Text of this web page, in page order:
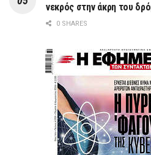
νεκρός στην άκρη του
0 SHARES